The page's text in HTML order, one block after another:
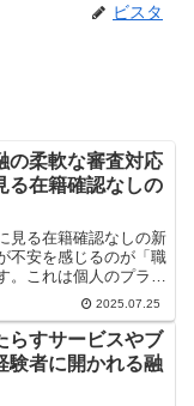
ビスタ
の柔軟な審査対応
る在籍確認なしの
見る在籍確認なしの新
不安を感じるのが「職
これは個人のプライ
知られたくな...2025.07.25
らすサービスやブ
験者に開かれる融